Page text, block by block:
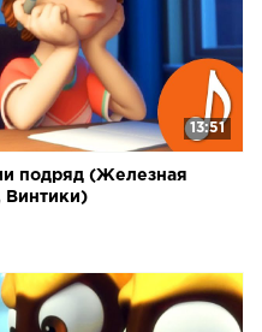
13:51
подряд (Железная
Винтики)